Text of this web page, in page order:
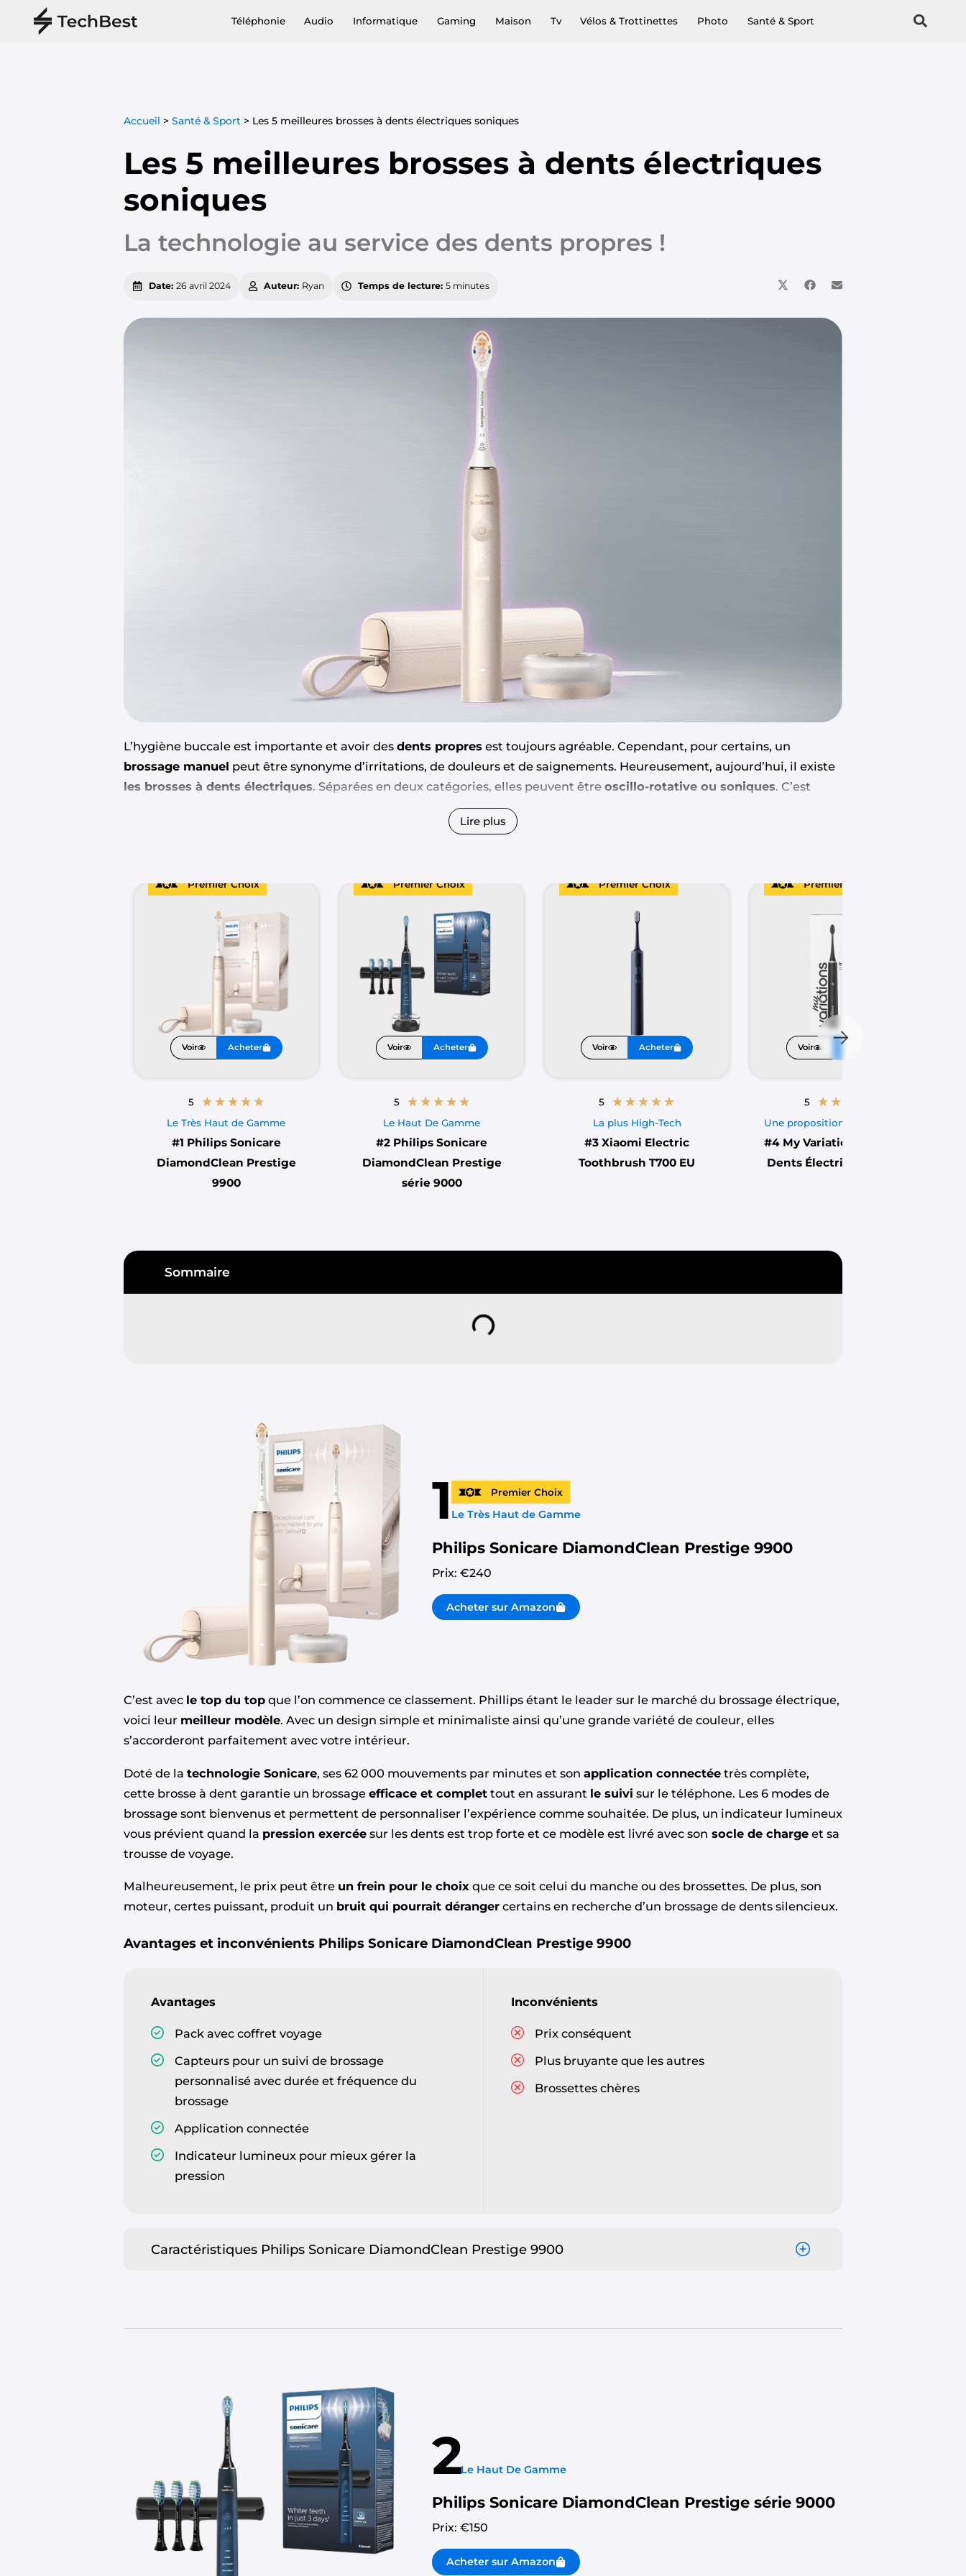
Téléphonie Audio Informatique Gaming Maison Tv Vélos & Trottinettes Photo Santé & Sport
Accueil > Santé & Sport > Les 5 meilleures brosses à dents électriques soniques
Les 5 meilleures brosses à dents électriques
soniques
La technologie au service des dents propres !
Date: 26 avril 2024 Auteur: Ryan Temps de lecture: 5 minutes
L’hygiène buccale est importante et avoir des dents propres est toujours agréable. Cependant, pour certains, un
brossage manuel peut être synonyme d’irritations, de douleurs et de saignements. Heureusement, aujourd’hui, il existe
les brosses à dents électriques. Séparées en deux catégories, elles peuvent être oscillo-rotative ou soniques. C’est
cette dernière qui nous intéresse aujourd’hui. Techbest a compilé pour vous : les
Les brosses à dents électriques offrent un nettoyage plus efficace grâce à leurs mouvements de rotation ou de vibration,
permettant de brosser de manière performante des zones difficiles d’accès. Leur action plus intense et régulière peut
aider à réduire la plaque dentaire et à prévenir les problèmes de gencives sensibles tels que les irritations, les
saignements ou les douleurs résultant d’un brossage manuel parfois trop violent.
Quels sont les avantages d’un brossage sonique ?
La technologie sonique produit des vibrations à haute fréquence qui permettent une action de nettoyage plus intense et
efficace, éliminant ainsi plus facilement la plaque dentaire qu’un brossage manuel ou oscillo-rotatif. De plus, les
vibrations soniques peuvent atteindre des zones difficiles à atteindre, assurant un nettoyage plus complet et uniforme.
Chacun à des attentes différentes, et il y a autant de critères possibles qu’il y a de choix. Les plus importants sont, selon
nous, la durée de la batterie, le prix et la disponibilité des brossettes et les fonctionnalités intégrées (minuteur,
application, capteur de pression,etc). Pour ce dernier point, il faut voir lesquelles sont indispensables au futur utilisateur.
Lire plus
Premier Choix
Voir Acheter
5 ★ ★ ★ ★ ★
Le Très Haut de Gamme
#1 Philips Sonicare
DiamondClean Prestige
9900
Premier Choix
Voir Acheter
5 ★ ★ ★ ★ ★
Le Haut De Gamme
#2 Philips Sonicare
DiamondClean Prestige
série 9000
Premier Choix
Voir Acheter
5 ★ ★ ★ ★ ★
La plus High-Tech
#3Xiaomi Electric
Toothbrush T700 EU
Premier Choix
Voir
5 ★ ★
Une proposition d'abonnement
#4 My Variations - Brosse à
Dents Électrique Sonique
Sommaire
1 Premier Choix
Le Très Haut de Gamme
Philips Sonicare DiamondClean Prestige 9900
Prix: €240
Acheter sur Amazon
C’est avec le top du top que l’on commence ce classement. Phillips étant le leader sur le marché du brossage électrique,
voici leur meilleur modèle. Avec un design simple et minimaliste ainsi qu’une grande variété de couleur, elles
s’accorderont parfaitement avec votre intérieur.
Doté de la technologie Sonicare, ses 62 000 mouvements par minutes et son application connectée très complète,
cette brosse à dent garantie un brossage efficace et complet tout en assurant le suivi sur le téléphone. Les 6 modes de
brossage sont bienvenus et permettent de personnaliser l’expérience comme souhaitée. De plus, un indicateur lumineux
vous prévient quand la pression exercée sur les dents est trop forte et ce modèle est livré avec son socle de charge et sa
trousse de voyage.
Malheureusement, le prix peut être un frein pour le choix que ce soit celui du manche ou des brossettes. De plus, son
moteur, certes puissant, produit un bruit qui pourrait déranger certains en recherche d’un brossage de dents silencieux.
Avantages et inconvénients Philips Sonicare DiamondClean Prestige 9900
Avantages
Pack avec coffret voyage
Capteurs pour un suivi de brossage
personnalisé avec durée et fréquence du
brossage
Application connectée
Indicateur lumineux pour mieux gérer la
pression
Inconvénients
Prix conséquent
Plus bruyante que les autres
Brossettes chères
Caractéristiques Philips Sonicare DiamondClean Prestige 9900
2Le Haut De Gamme
Philips Sonicare DiamondClean Prestige série 9000
Prix: €150
Acheter sur Amazon